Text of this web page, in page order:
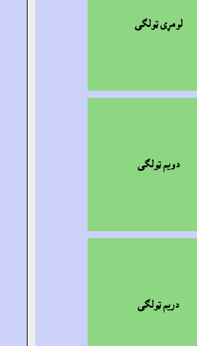
لومړى ټولګى
دويم ټولګى
دريم ټولګى